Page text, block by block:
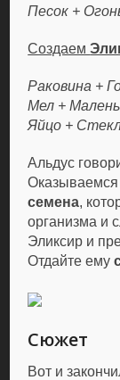
Песок +
Создаем
Раковина +
Мел +
Яйцо +
Альдус
Оказываемся
семена,
организма и
Эликсир и
Отдайте ему
Сюжет
Вот и